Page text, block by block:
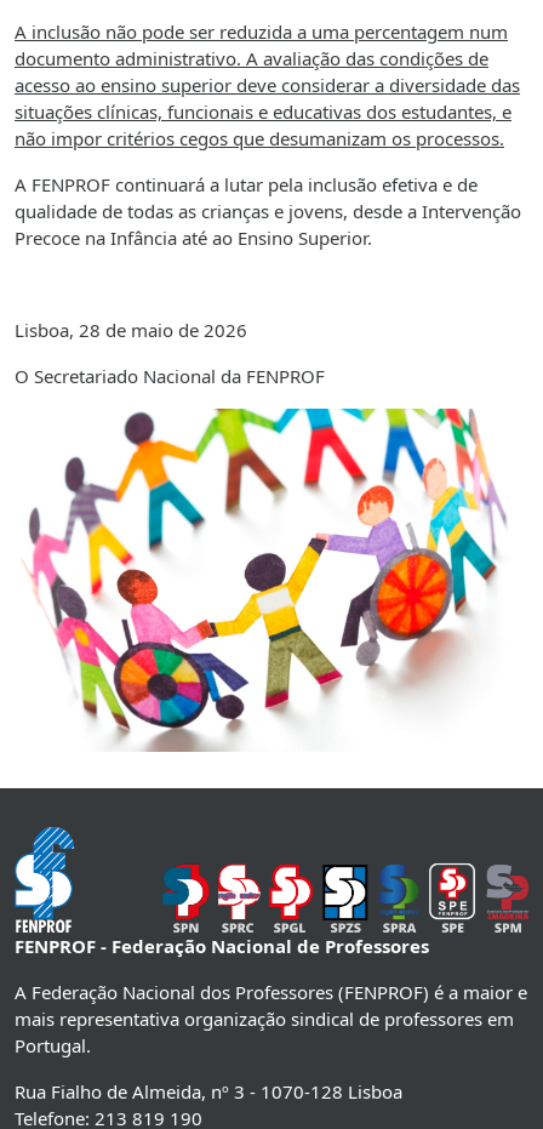
A inclusão não pode ser reduzida a uma percentagem num
documento administrativo. A avaliação das condições de
acesso ao ensino superior deve considerar a diversidade das
situações clínicas, funcionais e educativas dos estudantes, e
não impor critérios cegos que desumanizam os processos.
A FENPROF continuará a lutar pela inclusão efetiva e de
qualidade de todas as crianças e jovens, desde a Intervenção
Precoce na Infância até ao Ensino Superior.
Lisboa, 28 de maio de 2026
O Secretariado Nacional da FENPROF
FENPROF - Federação Nacional de Professores
A Federação Nacional dos Professores (FENPROF) é a maior e
mais representativa organização sindical de professores em
Portugal.
Rua Fialho de Almeida, nº 3 - 1070-128 Lisboa
Telefone: 213 819 190